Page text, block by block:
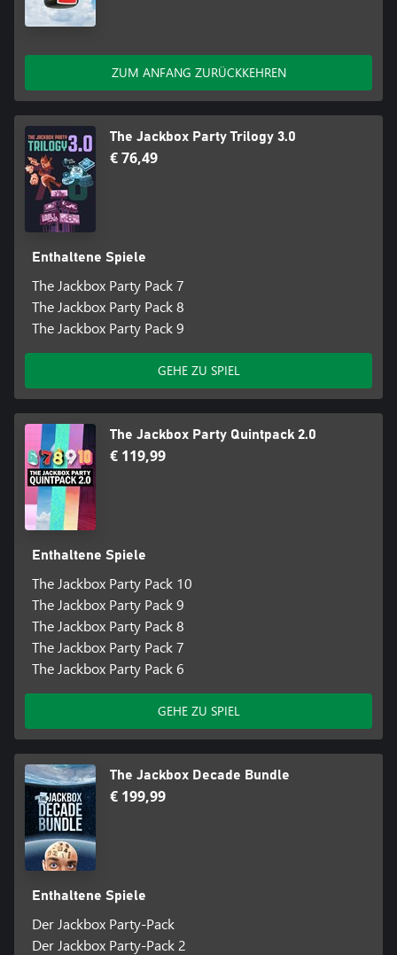
ZUM ANFANG ZURÜCKKEHREN
The Jackbox Party Trilogy 3.0
€ 76,49
Enthaltene Spiele
The Jackbox Party Pack 7
The Jackbox Party Pack 8
The Jackbox Party Pack 9
GEHE ZU SPIEL
The Jackbox Party Quintpack 2.0
€ 119,99
Enthaltene Spiele
The Jackbox Party Pack 10
The Jackbox Party Pack 9
The Jackbox Party Pack 8
The Jackbox Party Pack 7
The Jackbox Party Pack 6
GEHE ZU SPIEL
The Jackbox Decade Bundle
€ 199,99
Enthaltene Spiele
Der Jackbox Party-Pack
Der Jackbox Party-Pack 2